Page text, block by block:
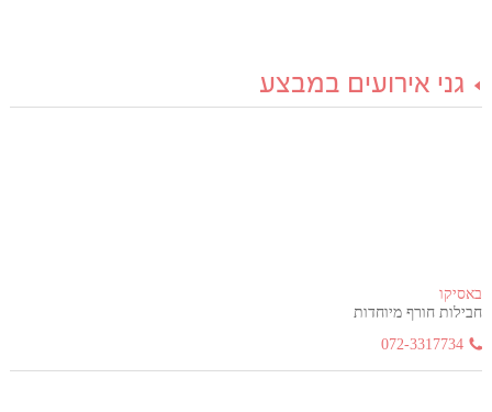
גני אירועים במבצע
באסיקו
חבילות חורף מיוחדות
072-3317734